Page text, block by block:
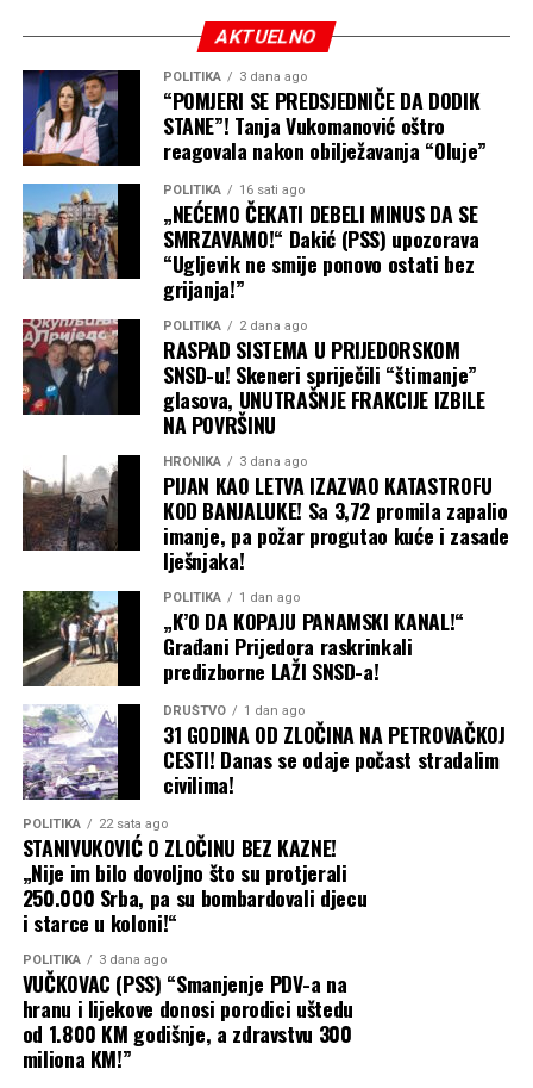
Nastavak aktivnosti: PSS nastavlja sa intenzivnim radom
na terenu bez pauze. AKTUELNO
POLITIKA 3 dana ago
“POMJERI SE PREDSJEDNIČE DA DODIK
STANE”! Tanja Vukomanović oštro
reagovala nakon obilježavanja “Oluje”
POLITIKA 16 sati ago
„NEĆEMO ČEKATI DEBELI MINUS DA SE
SMRZAVAMO!“ Dakić (PSS) upozorava
“Ugljevik ne smije ponovo ostati bez
grijanja!”
POLITIKA 2 dana ago
RASPAD SISTEMA U PRIJEDORSKOM
SNSD-u! Skeneri spriječili “štimanje”
glasova, UNUTRAŠNJE FRAKCIJE IZBILE
NA POVRŠINU
HRONIKA 3 dana ago
PIJAN KAO LETVA IZAZVAO KATASTROFU
KOD BANJALUKE! Sa 3,72 promila zapalio
imanje, pa požar progutao kuće i zasade
lješnjaka!
POLITIKA 1 dan ago
„K’O DA KOPAJU PANAMSKI KANAL!“
Građani Prijedora raskrinkali
predizborne LAŽI SNSD-a!
DRUŠTVO 1 dan ago
31 GODINA OD ZLOČINA NA PETROVAČKOJ
CESTI! Danas se odaje počast stradalim
civilima!
POLITIKA 22 sata ago
STANIVUKOVIĆ O ZLOČINU BEZ KAZNE!
„Nije im bilo dovoljno što su protjerali
250.000 Srba, pa su bombardovali djecu
i starce u koloni!“
POLITIKA 3 dana ago
VUČKOVAC (PSS) “Smanjenje PDV-a na
hranu i lijekove donosi porodici uštedu
od 1.800 KM godišnje, a zdravstvu 300
miliona KM!”